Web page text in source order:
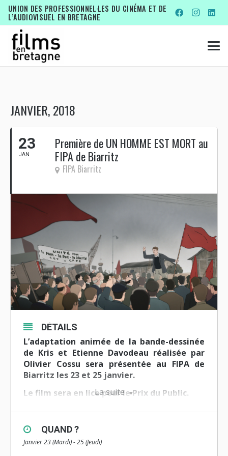
UNION DES PROFESSIONNEL·LES DU CINÉMA ET DE
L’AUDIOVISUEL EN BRETAGNE
JANVIER, 2018
23
JAN
Première de UN HOMME EST MORT au
FIPA de Biarritz
FIPA Biarritz
La suite
DÉTAILS
L’adaptation animée de la bande-dessinée
de Kris et Etienne Davodeau réalisée par
Olivier Cossu sera présentée au FIPAde
Biarritz les 23 et 25 janvier.
Le film sera en lice pour le Prix du Public.
« Un Homme est mort » est la première
première du genre sélectionnée au FIPA.
QUAND ?
Janvier 23 (Mardi) - 25 (Jeudi)